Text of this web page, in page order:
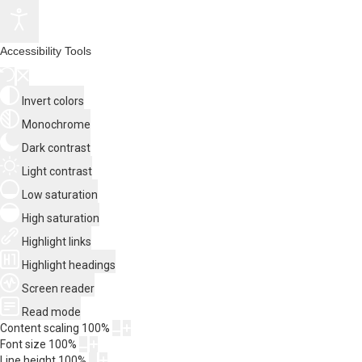
Accessibility Tools
Invert colors
Monochrome
Dark contrast
Light contrast
Low saturation
High saturation
Highlight links
Highlight headings
Screen reader
Read mode
Content scaling 100%
Font size 100%